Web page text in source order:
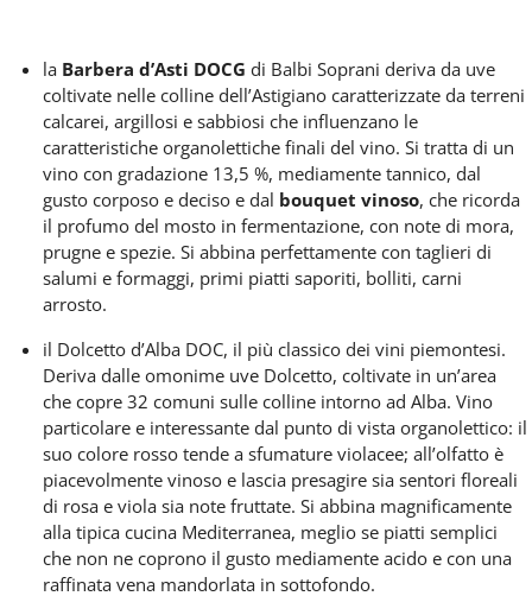
la Barbera d’Asti DOCG di Balbi Soprani deriva da uve
coltivate nelle colline dell’Astigiano caratterizzate da terreni
calcarei, argillosi e sabbiosi che influenzano le
caratteristiche organolettiche finali del vino. Si tratta di un
vino con gradazione 13,5 %, mediamente tannico, dal
gusto corposo e deciso e dal bouquet vinoso, che ricorda
il profumo del mosto in fermentazione, con note di mora,
prugne e spezie. Si abbina perfettamente con taglieri di
salumi e formaggi, primi piatti saporiti, bolliti, carni
arrosto.
il Dolcetto d’Alba DOC, il più classico dei vini piemontesi.
Deriva dalle omonime uve Dolcetto, coltivate in un’area
che copre 32 comuni sulle colline intorno ad Alba. Vino
particolare e interessante dal punto di vista organolettico: il
suo colore rosso tende a sfumature violacee; all’olfatto è
piacevolmente vinoso e lascia presagire sia sentori floreali
di rosa e viola sia note fruttate. Si abbina magnificamente
alla tipica cucina Mediterranea, meglio se piatti semplici
che non ne coprono il gusto mediamente acido e con una
raffinata vena mandorlata in sottofondo.